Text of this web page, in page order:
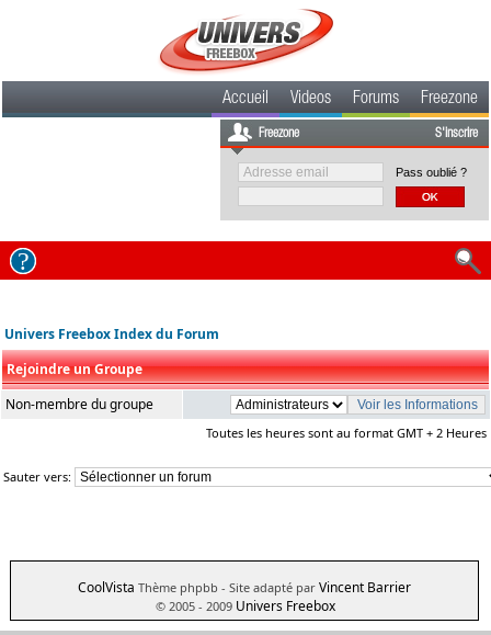
Accueil Videos Forums Freezone
Freezone S'inscrire
Pass oublié ?
Univers Freebox Index du Forum
Rejoindre un Groupe
Non-membre du groupe
Toutes les heures sont au format GMT + 2 Heures
Sauter vers:
CoolVista Thème phpbb - Site adapté par Vincent Barrier
© 2005 - 2009 Univers Freebox